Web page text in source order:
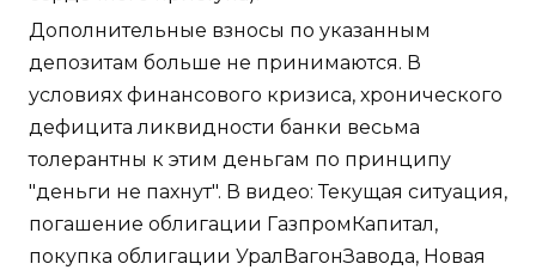
Дополнительные взносы по указанным
депозитам больше не принимаются. В
условиях финансового кризиса, хронического
дефицита ликвидности банки весьма
толерантны к этим деньгам по принципу
"деньги не пахнут". В видео: Текущая ситуация,
погашение облигации ГазпромКапитал,
покупка облигации УралВагонЗавода, Новая